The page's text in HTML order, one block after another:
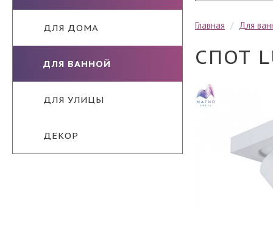
ДЛЯ ДОМА
ДЛЯ ВАННОЙ
ДЛЯ УЛИЦЫ
ДЕКОР
Главная / Для
СПОТ